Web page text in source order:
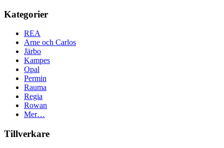
Kategorier
REA
Arne och Carlos
Järbo
Kampes
Opal
Permin
Rauma
Regia
Rowan
Mer…
Tillverkare